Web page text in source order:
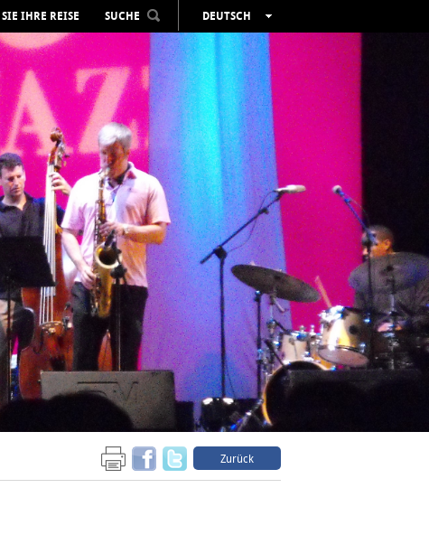
IHRE REISE SUCHE
DEUTSCH
ESPAÑOL
VALENCIÀ
ENGLISH
FRANÇAIS
РУССКИЙ
Zurück